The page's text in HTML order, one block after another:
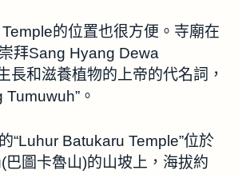
的位置也很方便。寺廟在
拜Sang Hyang Dewa
長和滋養植物的上帝的代名詞，
。
“Luhur Batukaru Temple”位於
圖卡魯山)的山坡上，海拔約